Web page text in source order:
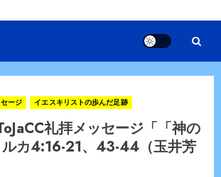
ージ イエスキリストの歩んだ足跡
礼拝メッセージ「「神の
ルカ4:16-21、43-44（玉井芳